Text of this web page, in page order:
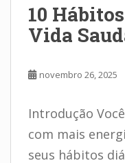
10
Vida
novembro 26, 2025
Introdução
com mais
seus hábitos